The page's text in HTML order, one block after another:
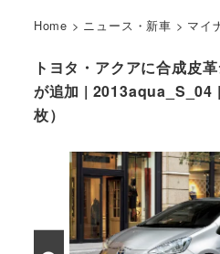
Home > ニュース・新車 > マイ
トヨタ・アクアに合成皮
が追加 | 2013aqua_S_04
枚）